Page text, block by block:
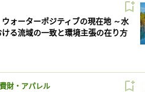
ウォーターポジティブの現在地 ～水
る流域の一致と環境主張の在り方
財・アパレル